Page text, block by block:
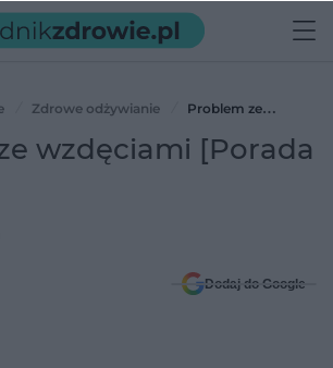
Zdrowe odżywianie
Problem ze
wzdęciami [Porada
Dodaj do Google